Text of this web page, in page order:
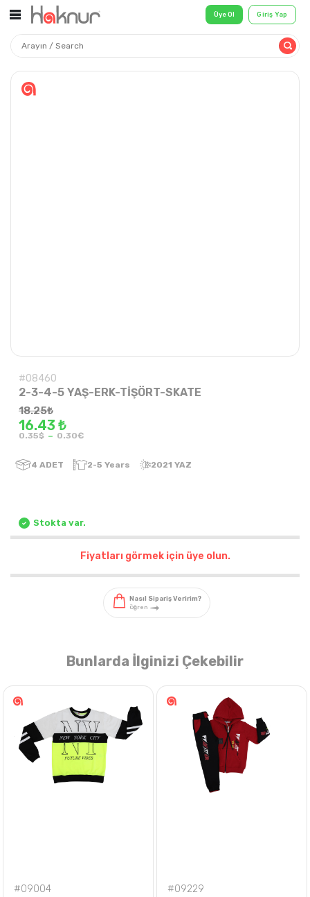
Üye Ol
#08460
2-3-4-5 YAŞ-ERK-TİŞÖRT-SKATE
18.25₺
16.43 ₺
0.35$ - 0.30€
4 ADET 2-5 Years 2021 YAZ
Stokta var.
Fiyatları görmek için üye olun.
Nasıl Sipariş Veririm?
Bunlarda İlginizi Çekebilir
#09004 #09229